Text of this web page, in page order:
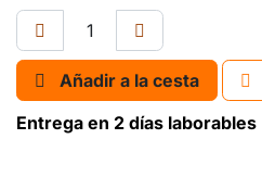
Añadir a la cesta
Entrega en 2 días laborables